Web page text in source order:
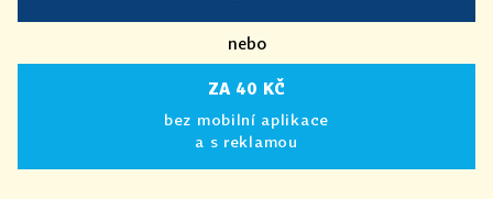
nebo
ZA 40 KČ
bez mobilní aplikace
a s reklamou